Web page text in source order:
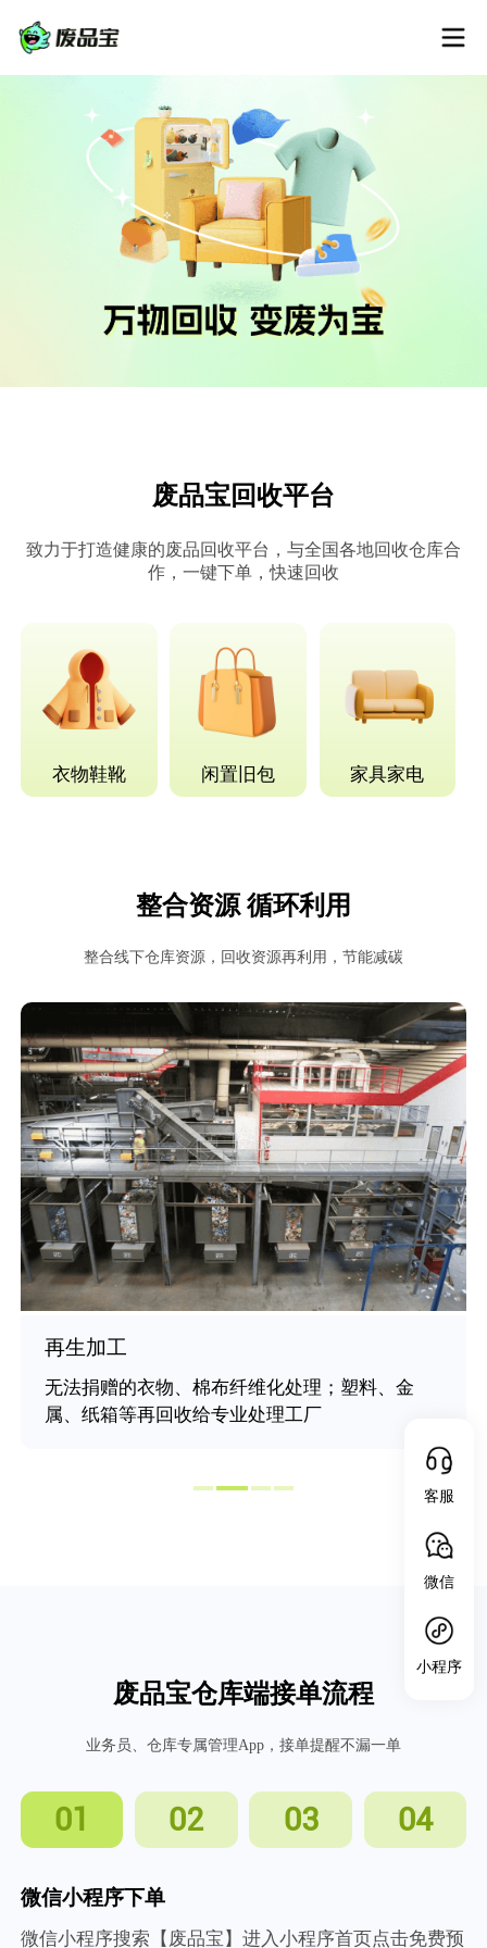
废品宝回收平台
致力于打造健康的废品回收平台，与全国各地回收仓库合
作，一键下单，快速回收
衣物鞋靴 闲置旧包 家具家电
整合资源 循环利用
整合线下仓库资源，回收资源再利用，节能减碳
再生加工
无法捐赠的衣物、棉布纤维化处理；塑料、金
属、纸箱等再回收给专业处理工厂
废品宝仓库端接单流程
业务员、仓库专属管理App，接单提醒不漏一单
01 02 03 04
微信小程序下单
微信小程序搜索【废品宝】进入小程序首页点击免费预
客服
微信
小程序